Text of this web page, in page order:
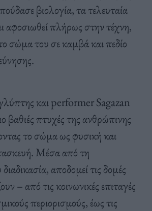
βιολογία, τα τελευταία
αφοσιωθεί πλήρως στην τέχνη,
σώμα του σε καμβά και πεδίο
και performer Sagazan
βαθιές πτυχές της ανθρώπινης
το σώμα ως φυσική και
Μέσα από τη
αποδομεί τις δομές
– από τις κοινωνικές επιταγές
περιορισμούς, έως τις